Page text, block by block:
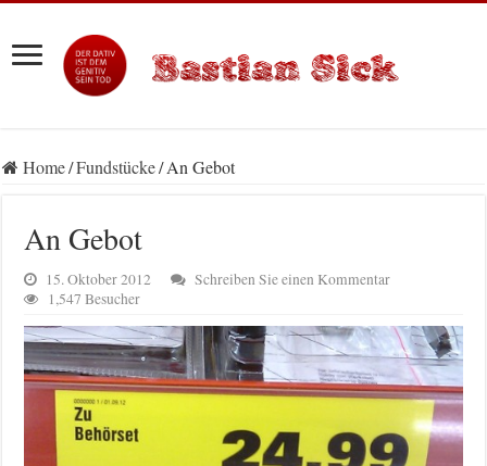
Home/Fundstücke/An Gebot
An Gebot
15. Oktober 2012
Schreiben Sie einen Kommentar
1,547 Besucher